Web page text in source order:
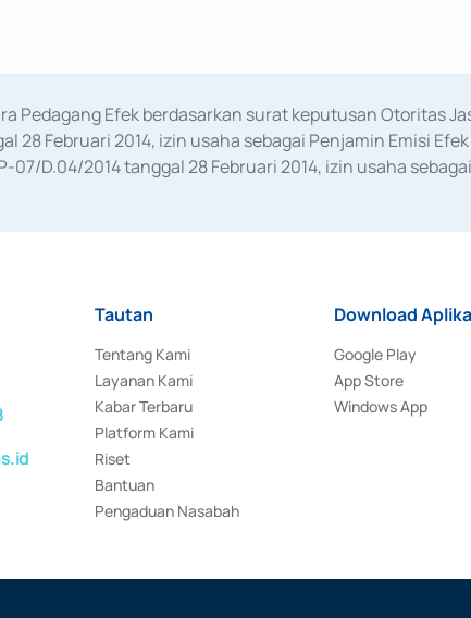
Pedagang Efek berdasarkan surat keputusan Otoritas
28 Februari 2014, izin usaha sebagai Penjamin Emisi
07/D.04/2014 tanggal 28 Februari 2014, izin usaha
Tautan
Tentang Kami
Layanan Kami
Kabar Terbaru
Platform Kami
Riset
Bantuan
Pengaduan Nasabah
Download
Google Play
App Store
Windows App